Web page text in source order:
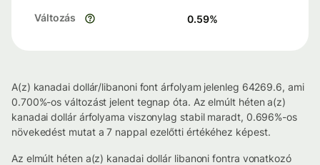
Változás 0.59%
A(z) kanadai dollár/libanoni font árfolyam jelenleg 64269.6, ami
0.700%-os változást jelent tegnap óta. Az elmúlt héten a(z)
kanadai dollár árfolyama viszonylag stabil maradt, 0.696%-os
növekedést mutat a 7 nappal ezelőtti értékéhez képest.
Az elmúlt héten a(z) kanadai dollár libanoni fontra vonatkozó